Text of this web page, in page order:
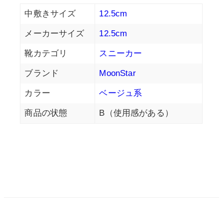
中敷きサイズ 12.5cm
メーカーサイズ 12.5cm
靴カテゴリ スニーカー
ブランド MoonStar
カラー ベージュ系
商品の状態 B（使用感がある）